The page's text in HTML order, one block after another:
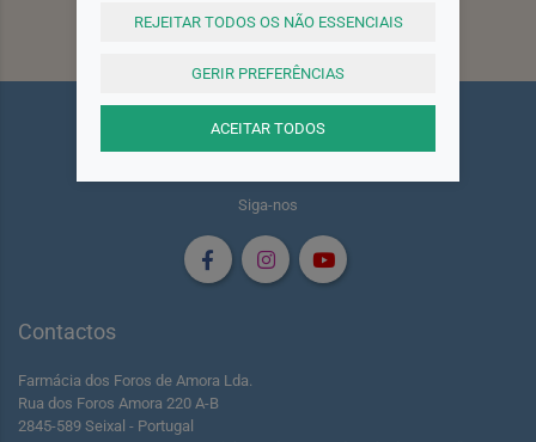
Subscrever
Siga-nos
Contactos
Farmácia dos Foros de Amora Lda.
Rua dos Foros Amora 220 A-B
2845-589 Seixal - Portugal
REJEITAR TODOS OS NÃO ESSENCIAIS
GERIR PREFERÊNCIAS
ACEITAR TODOS